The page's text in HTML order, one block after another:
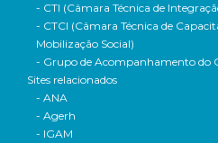
- CTI (Câmara Técnica de
- CTCI (Câmara Técnica de
Mobilização Social)
- Grupo de Acompanhamento do
Sites relacionados
- ANA
- Agerh
- IGAM